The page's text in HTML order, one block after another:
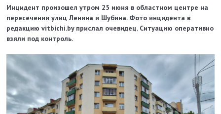
Инцидент произошел утром 25 июня в областном центре на
пересечении улиц Ленина и Шубина. Фото инцидента в
редакцию vitbichi.by прислал очевидец. Ситуацию оперативно
взяли под контроль.